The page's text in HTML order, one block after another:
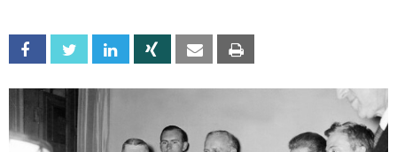
Facebook Twitter Linkedin Xing Email